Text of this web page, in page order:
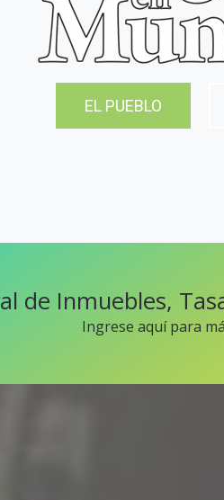
EL PUEBLO
de Inmuebles,
Ingrese aquí para